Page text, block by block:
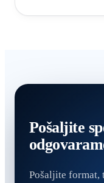
Pošaljite
Pošaljite